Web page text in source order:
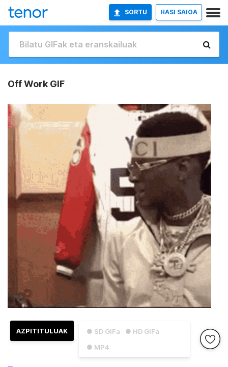
SORTU HASI SAIOA
Off Work GIF
● SD GIFa
● HD GIFa
● MP4
AZPITITULUAK